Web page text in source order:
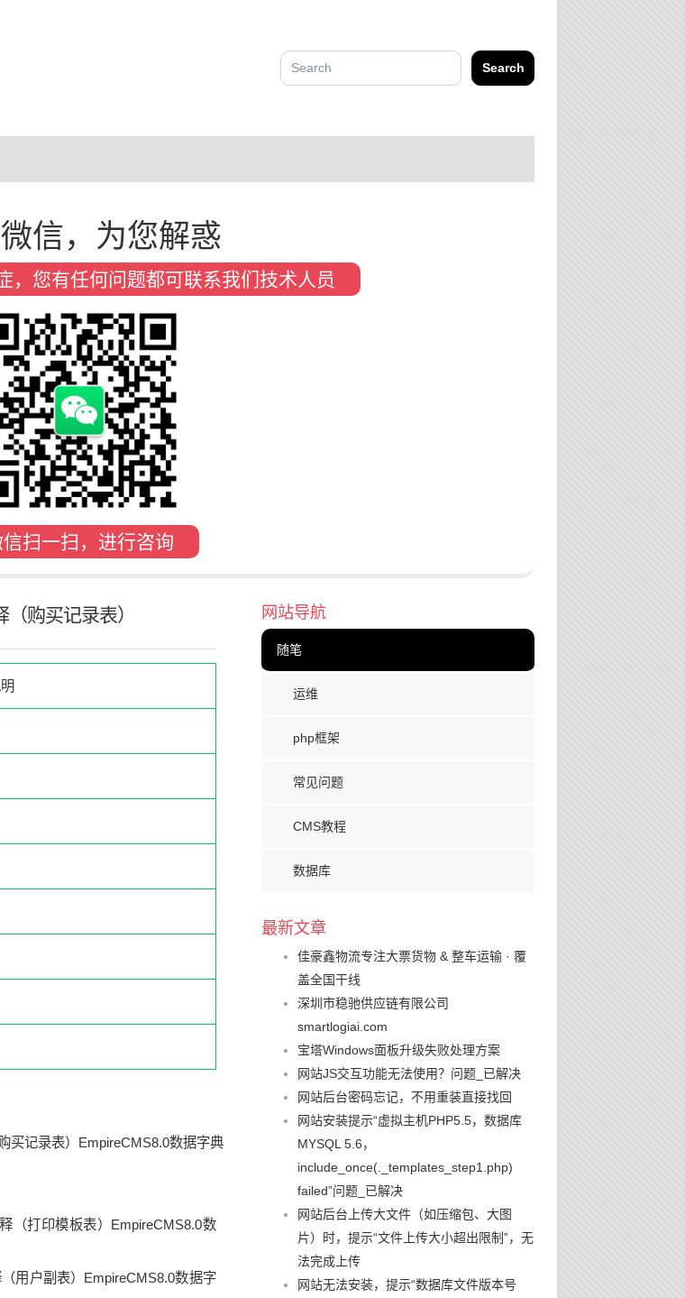
Search
信，为您解惑
，您有任何问题都可联系我们技术人员
扫一扫，进行咨询
购买记录表）
（打印模板表）EmpireCMS8.0数
用户副表）EmpireCMS8.0数据字
网站导航
随笔
运维
php框架
常见问题
CMS教程
数据库
最新文章
佳豪鑫物流专注大票货物 & 整车运输 · 覆
盖全国干线
深圳市稳驰供应链有限公司
smartlogiai.com
宝塔Windows面板升级失败处理方案
网站JS交互功能无法使用？问题_已解决
网站后台密码忘记，不用重装直接找回
网站安装提示“虚拟主机PHP5.5，数据库
MYSQL 5.6，
include_once(._templates_step1.php)
failed”问题_已解决
网站后台上传大文件（如压缩包、大图
片）时，提示“文件上传大小超出限制”，无
法完成上传
网站无法安装，提示“数据库文件版本号